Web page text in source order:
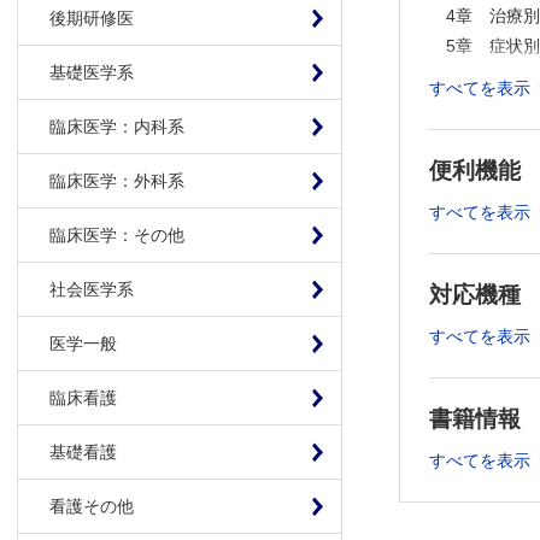
後期研修医
基礎医学系
臨床医学：内科系
臨床医学：外科系
臨床医学：その他
社会医学系
医学一般
臨床看護
基礎看護
看護その他
4章 治療別
5章 症状
6章 脳卒中
付録 英略
すべてを表示
便利機能
すべてを表示
対応機種
すべてを表示
書籍情報
すべてを表示